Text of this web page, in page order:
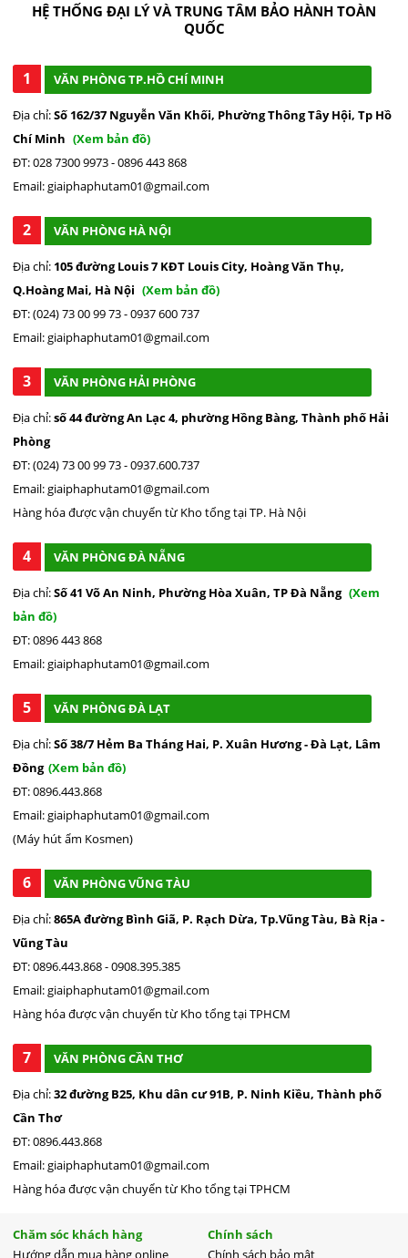
HỆ THỐNG ĐẠI LÝ VÀ TRUNG TÂM BẢO HÀNH TOÀN
QUỐC
1 VĂN PHÒNG TP.HỒ CHÍ MINH
Địa chỉ:Số 162/37 Nguyễn Văn Khối, Phường Thông Tây Hội, Tp Hồ
Chí Minh (Xem bản đồ)
ĐT: 028 7300 9973 - 0896 443 868
Email: giaiphaphutam01@gmail.com
2 VĂN PHÒNG HÀ NỘI
Địa chỉ: 105 đường Louis 7 KĐT Louis City, Hoàng Văn Thụ,
Q.Hoàng Mai, Hà Nội (Xem bản đồ)
ĐT: (024) 73 00 99 73 - 0937 600 737
Email: giaiphaphutam01@gmail.com
3 VĂN PHÒNG HẢI PHÒNG
Địa chỉ:số 44 đường An Lạc 4, phường Hồng Bàng, Thành phố Hải
Phòng
ĐT: (024) 73 00 99 73 - 0937.600.737
Email: giaiphaphutam01@gmail.com
Hàng hóa được vận chuyển từ Kho tổng tại TP. Hà Nội
4 VĂN PHÒNG ĐÀ NẴNG
Địa chỉ:Số 41 Võ An Ninh, Phường Hòa Xuân, TP Đà Nẵng (Xem
bản đồ)
ĐT: 0896 443 868
Email: giaiphaphutam01@gmail.com
5 VĂN PHÒNG ĐÀ LẠT
Địa chỉ:Số 38/7 Hẻm Ba Tháng Hai, P. Xuân Hương - Đà Lạt, Lâm
Đồng (Xem bản đồ)
ĐT: 0896.443.868
Email: giaiphaphutam01@gmail.com
(Máy hút ẩm Kosmen)
6 VĂN PHÒNG VŨNG TÀU
Địa chỉ:865A đường Bình Giã, P. Rạch Dừa, Tp.Vũng Tàu, Bà Rịa -
Vũng Tàu
ĐT: 0896.443.868 - 0908.395.385
Email: giaiphaphutam01@gmail.com
Hàng hóa được vận chuyển từ Kho tổng tại TPHCM
7 VĂN PHÒNG CẦN THƠ
Địa chỉ:32 đường B25, Khu dân cư 91B, P. Ninh Kiều, Thành phố
Cần Thơ
ĐT: 0896.443.868
Email: giaiphaphutam01@gmail.com
Hàng hóa được vận chuyển từ Kho tổng tại TPHCM
Chăm sóc khách hàng
Hướng dẫn mua hàng online
Chính sách
Chính sách bảo mật